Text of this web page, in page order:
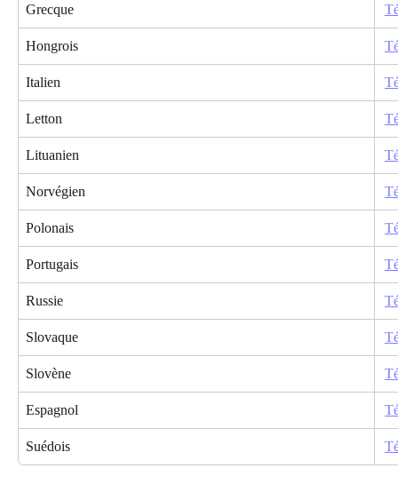
Grecque
Hongrois
Italien
Letton
Lituanien
Norvégien
Polonais
Portugais
Russie
Slovaque
Slovène
Espagnol
Suédois